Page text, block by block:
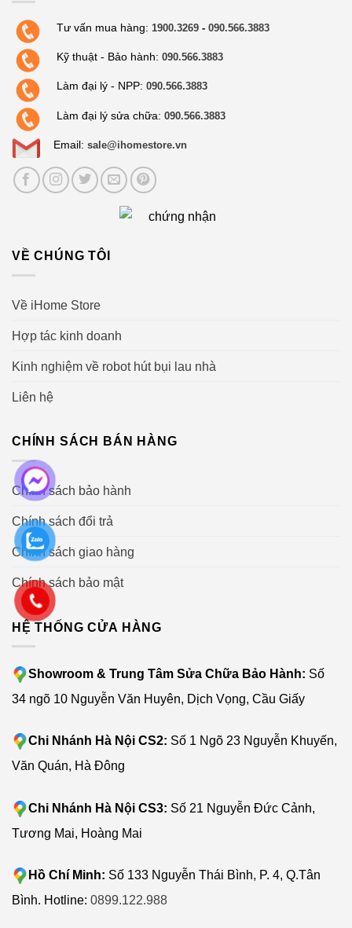
Tư vấn mua hàng: 1900.3269 -090.566.3883
Kỹ thuật - Bảo hành: 090.566.3883
Làm đại lý - NPP: 090.566.3883
Làm đại lý sửa chữa: 090.566.3883
Email: sale@ihomestore.vn
VỀ CHÚNG TÔI
Về iHome Store
Hợp tác kinh doanh
Kinh nghiệm về robot hút bụi lau nhà
Liên hệ
CHÍNH SÁCH BÁN HÀNG
Chính sách bảo hành
Chính sách đổi trả
Chính sách giao hàng
Chính sách bảo mật
HỆ THỐNG CỬA HÀNG
Showroom & Trung Tâm Sửa Chữa Bảo Hành: Số
34 ngõ 10 Nguyễn Văn Huyên, Dịch Vọng, Cầu Giấy
Chi Nhánh Hà Nội CS2: Số 1 Ngõ 23 Nguyễn Khuyến,
Văn Quán, Hà Đông
Chi Nhánh Hà Nội CS3: Số 21 Nguyễn Đức Cảnh,
Tương Mai, Hoàng Mai
Hồ Chí Minh: Số 133 Nguyễn Thái Bình, P. 4, Q.Tân
Bình. Hotline: 0899.122.988